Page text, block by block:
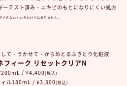
テスト済み・ニキビのもとになりにくい処方
きないというわけではありません。
して・うかせて・からめとるふきとり化粧液
フィーク リセットクリアN
200mL / ¥4,400(税込)
ィル180mL / ¥3,300(税込)